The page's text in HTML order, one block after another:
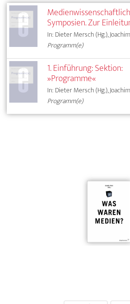
Symposien. Zur
In: Dieter Mersch (Hg.),
Programm(e)
1. Einführung: Sektion:
»Programme«
In: Dieter Mersch (Hg.),
Programm(e)